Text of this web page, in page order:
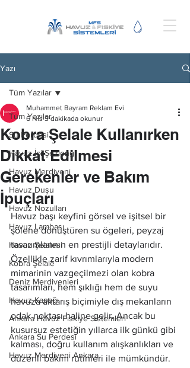
Yazı
Tüm Yazılar
Su Perdesi
Havuz İçi Şezlong
Havuz Merdiveni
Havuz Duşu
Havuz Nozulları
Havuz Lambası
Havuz Şelalesi
Kobra Şelale
Deniz Merdivenleri
Havuz Kapağı
Ankara Havuz Fıskiye Sistemleri
Ankara Su Perdesi
Havuz Merdiveni Ankara
Tüm Yazılar
Kobra Şelale Kullanırken
Dikkat Edilmesi
Gerekenler ve Bakım
İpuçları
Muhammet Bayram Reklam Evi
6 Nis 3 dakikada okunur
Havuz başı keyfini görsel ve işitsel bir
şölene dönüştüren su ögeleri, peyzaj
tasarımlarının en prestijli detaylarıdır.
Özellikle zarif kıvrımlarıyla modern
mimarinin vazgeçilmezi olan kobra
tasarımları, hem şıklığı hem de suyu
havuza aktarış biçimiyle dış mekanların
odak noktası haline gelir. Ancak bu
kusursuz estetiğin yıllarca ilk günkü gibi
kalması, doğru kullanım alışkanlıkları ve
düzenli bakım rutinleri ile mümkündür.